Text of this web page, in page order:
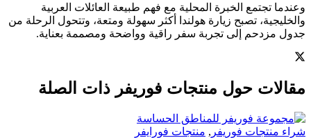
وعندما تجتمع الخبرة المحلية مع فهم طبيعة العائلات العربية
والخليجية، تصبح زيارة هولندا أكثر سهولة ومتعة، وتتحول الرحلة من
جدول مزدحم إلى تجربة سفر راقية وواضحة ومصممة بعناية.
مقالات حول منتجات فوريفر ذات الصلة
شراء منتجات فوريفر , منتجات فورايفر